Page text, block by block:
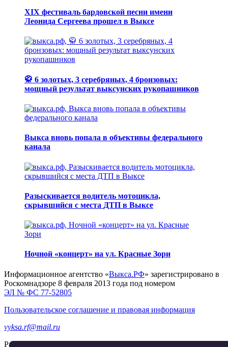
XIX фестиваль бардовской песни имени
Леонида Сергеева прошел в Выксе
🥋 6 золотых, 3 серебряных, 4 бронзовых:
мощный результат выксунских рукопашников
Выкса вновь попала в объективы федерального
канала
Разыскивается водитель мотоцикла,
скрывшийся с места ДТП в Выксе
Ночной «концерт» на ул. Красные Зори
Информационное агентство «Выкса.РФ» зарегистрировано в
Роскомнадзоре 8 февраля 2013 года под номером
ЭЛ № ФС 77-52805
Пользовательское соглашение и правовая информация
vyksa.rf@mail.ru
Разработка и продвижение —